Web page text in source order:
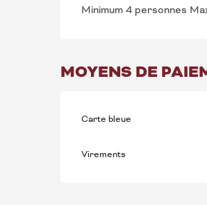
Minimum 4 personnes
MOYENS DE
Carte bleue
Virements